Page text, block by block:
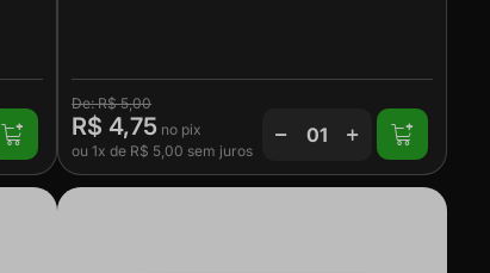
R$ 5,00
R$ 4,75
ou1x de R$ 5,00 sem juros